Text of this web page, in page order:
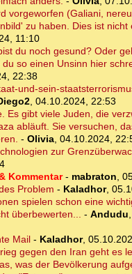
vorgeworfen (Galiani,
zu haben. Dies ist
11:10
du noch gesund? Oder
so einen Unsinn hier
22:38
und-sein-
, 04.10.2024, 22:53
Es gibt viele Juden, die
abläuft. Sie versuchen,
- Olivia, 04.10.2024,
zur
Kommentar- mabraton,
Problem - Kaladhor,
spielen schon eine
überbewerten... - Andudu,
Mail- Kaladhor,
gegen den Iran geht es
was der Bevölkerung